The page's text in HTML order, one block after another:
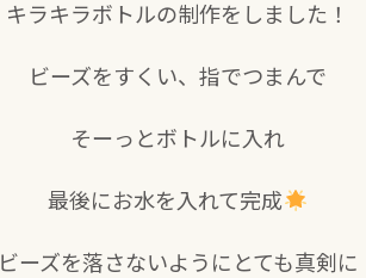
キラキラボトルの制作をしました！
ビーズをすくい、指でつまんで
そーっとボトルに入れ
最後にお水を入れて完成
ビーズを落さないようにとても真剣に